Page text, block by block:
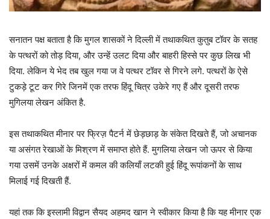
सनातन पक्ष बताता है कि मुगल शासकों ने दिल्ली में तथाकथित कुतुब टॉवर के सतह
के पत्थरों को तोड़ दिया, और उन्हें उलट दिया और बाहरी हिस्से पर कुछ लिख भी
दिया. लेकिन ये भेद तब खुल गया ज वे पत्थर टॉवर से गिरने लगे. पत्थरों के ऐसे
टुकड़े टूट कर गिरे जिनमें एक तरफ हिंदू चित्र उकेरे गए हैं और दूसरी तरफ
मुगिलया लेखन अंकित है.
इस तथाकथित मीनार पर फ्रिज़ पैटर्न में छेड़छाड़ के संकेत दिखते हैं, जो अचानक
या असंगत रेखाओं के मिश्रण में समाप्त होते हैं. मुगलिया लेखन जो ऊपर से किया
गया उसमें उनके अक्षरों में कमल की कलियाँ लटकी हुई हिंदू रूपांकनों के साथ
मिलाई गई दिखती हैं.
यहां तक कि इस्लामी विद्वान सैयद अहमद खान ने स्वीकार किया है कि यह मीनार एक